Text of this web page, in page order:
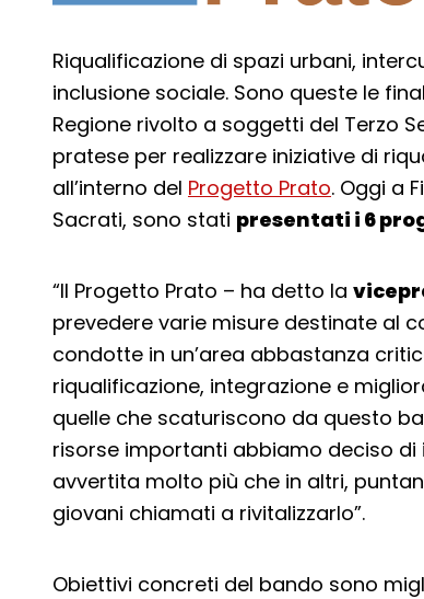
Riqualificazione di spazi urbani,
inclusione sociale. Sono queste le
Regione rivolto a soggetti del Terzo
pratese per realizzare iniziative di
all’interno del Progetto Prato. Oggi a
Sacrati, sono stati presentati i 6
“Il Progetto Prato – ha detto la
prevedere varie misure destinate al
condotte in un’area abbastanza
riqualificazione, integrazione e
quelle che scaturiscono da questo
risorse importanti abbiamo deciso
avvertita molto più che in altri,
giovani chiamati a rivitalizzarlo”.
Obiettivi concreti del bando sono